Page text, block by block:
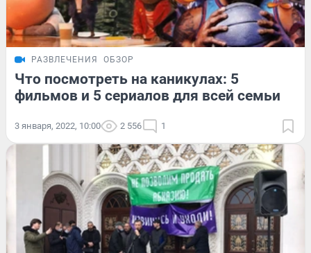
РАЗВЛЕЧЕНИЯ ОБЗОР
Что посмотреть на каникулах: 5
фильмов и 5 сериалов для всей семьи
3 января, 2022, 10:00 2 556 1